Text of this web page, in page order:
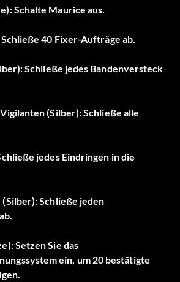
Schalte Maurice aus.
40 Fixer-Aufträge ab.
Schließe jedes Bandenversteck
(Silber): Schließe alle
jedes Eindringen in die
Schließe jeden
Setzen Sie das
ein, um 20 bestätigte